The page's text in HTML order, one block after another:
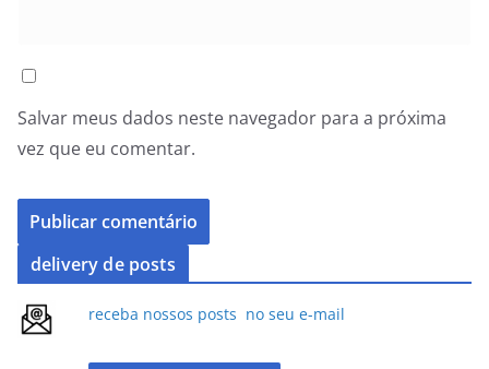
Salvar meus dados neste navegador para a próxima
vez que eu comentar.
delivery de posts
receba nossos posts no seu e-mail